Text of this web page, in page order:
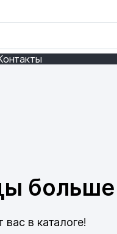
больше
в каталоге!